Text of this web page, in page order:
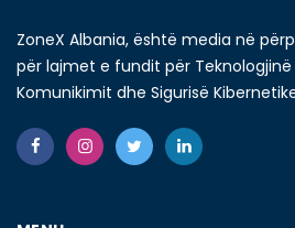
ZoneX Albania, është media në
për lajmet e fundit për
Komunikimit dhe Sigurisë